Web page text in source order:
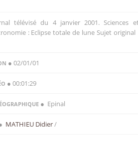
télévisé du 4 janvier 2001. Sciences
: Eclipse totale de lune Sujet original
● 02/01/01
● 00:01:29
● Epinal
MATHIEU Didier/